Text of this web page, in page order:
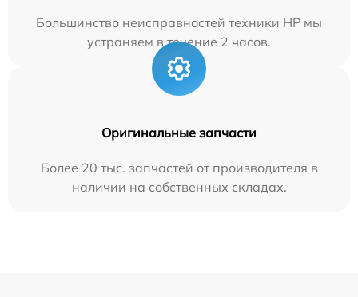
Большинство неисправностей техники HP мы
устраняем в течение 2 часов.
Оригинальные запчасти
Более 20 тыс. запчастей от производителя в
наличии на собственных складах.